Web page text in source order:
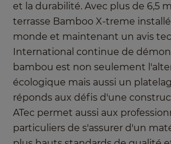
et la durabilité. Avec plus de 6,5
terrasse Bamboo X-treme
monde et maintenant un avis
International continue de
bambou est non seulement
écologique mais aussi un
réponds aux défis d'une
ATec permet aussi aux
particuliers de s'assurer d'un